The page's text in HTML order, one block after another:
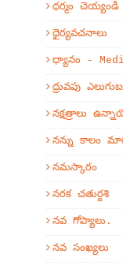
ధర్మం చెయ్యండి
ధైర్యవచనాలు
ధ్యానం -
ధ్రువపు
నక్షత్రాలు
నన్ను కాలం
నమస్కారం
నరక చతుర్దశి
నవ గోప్యాలు.
నవ సంఖ్యలు